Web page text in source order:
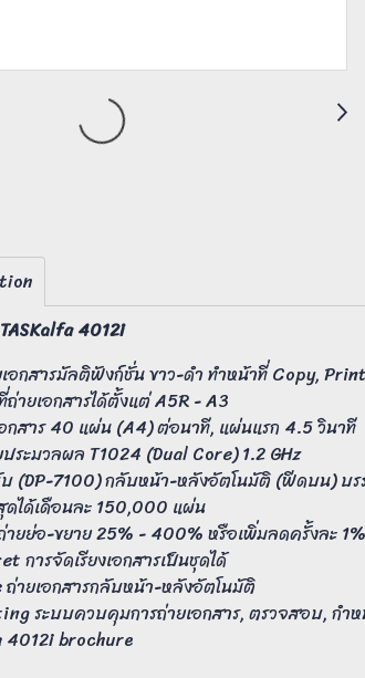
4012i
เอกสารมัลติฟังก์ชั่น ขาว-ดำ ทำหน้าที่ Copy,
ายเอกสารได้ตั้งแต่ A5R - A3
อกสาร 40 แผ่น (A4) ต่อนาที, แผ่นแรก 4.5 วินาที
ระมวลผล T1024 (Dual Core) 1.2 GHz
(DP-7100) กลับหน้า-หลังอัตโนมัติ (ฟีดบน) บร
ดได้เดือนละ 150,000 แผ่น
ายย่อ-ขยาย 25% - 400% หรือเพิ่มลดครั้งละ
การจัดเรียงเอกสารเป็นชุดได้
ถ่ายเอกสารกลับหน้า-หลังอัตโนมัติ
ระบบควบคุมการถ่ายเอกสาร, ตรวจสอบ, กำ
4012i brochure